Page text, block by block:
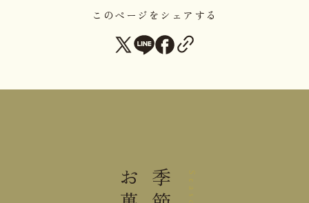
直射日光高温多湿を避けて保存し
てください。
1.0g
このページをシェアする